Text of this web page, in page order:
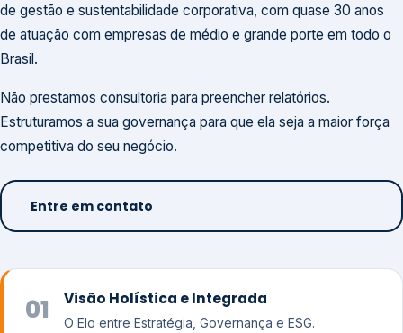
de gestão e sustentabilidade corporativa, com quase 30 anos
de atuação com empresas de médio e grande porte em todo o
Brasil.
Não prestamos consultoria para preencher relatórios.
Estruturamos a sua governança para que ela seja a maior força
competitiva do seu negócio.
Entre em contato
01 Visão Holística e Integrada
O Elo entre Estratégia, Governança e ESG.